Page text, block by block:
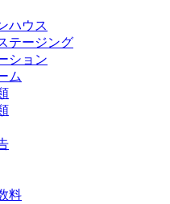
ハウス
テージング
ション
ム
料